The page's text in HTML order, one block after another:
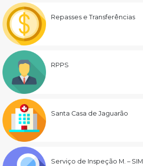
Repasses e Transferências
RPPS
Santa Casa de Jaguarão
Serviço de Inspeção M. – SIM